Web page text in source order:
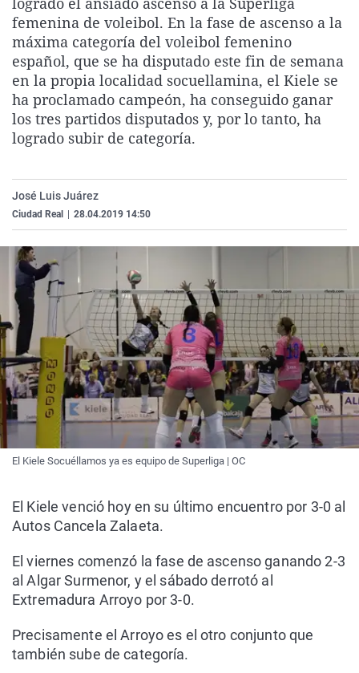
La rosa de los vientos
Gente viajera
Como el perro y el
Caso
Retornados
Equipo de
Operación Viuda
Extremadura
Galicia
La Rioja
Navarra
País Vasco
Virales
Televisión
Elecciones
femenina de voleibol. En la fase de ascenso a la
máxima categoría del voleibol femenino
español, que se ha disputado este fin de semana
en la propia localidad socuellamina, el Kiele se
ha proclamado campeón, ha conseguido ganar
los tres partidos disputados y, por lo tanto, ha
logrado subir de categoría.
José Luis Juárez
Ciudad Real 28.04.2019 14:50
El Kiele Socuéllamos ya es equipo de Superliga | OC
El Kiele venció hoy en su último encuentro por 3-0 al
Autos Cancela Zalaeta.
El viernes comenzó la fase de ascenso ganando 2-3
al Algar Surmenor, y el sábado derrotó al
Extremadura Arroyo por 3-0.
Precisamente el Arroyo es el otro conjunto que
también sube de categoría.